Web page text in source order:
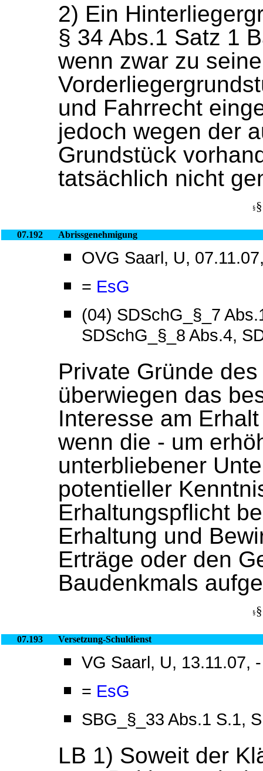
2) Ein
§ 34 Abs.1 Satz 1
wenn zwar zu
und Fahrrecht
jedoch wegen der
Grundstück
tatsächlich nicht
§§
07.192 Abrissgenehmigung
OVG Saarl, U,
= EsG
(04) SDSchG_§_7
SDSchG_§_8 Abs.4,
Private Gründe
überwiegen das
Interesse am
wenn die - um
unterbliebener
potentieller
Erhaltungspflicht
Erhaltung und
Erträge oder den
Baudenkmals
§§
07.193 Versetzung-Schuldienst
VG Saarl, U, 13.11.07,
= EsG
SBG_§_33 Abs.1 S.1,
LB 1) Soweit der